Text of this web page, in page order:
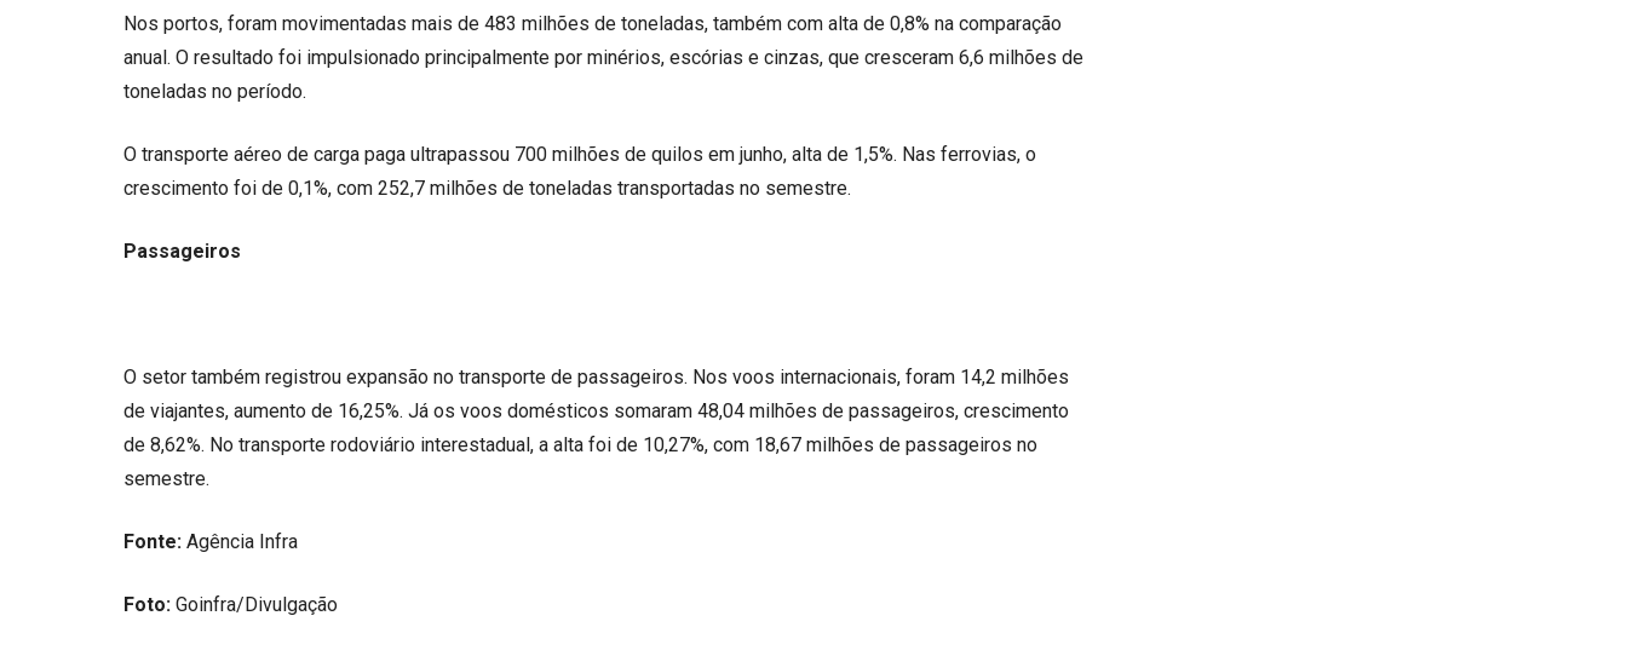
Nos portos, foram movimentadas mais de 483 milhões de toneladas, também com alta de 0,8% na comparação
anual. O resultado foi impulsionado principalmente por minérios, escórias e cinzas, que cresceram 6,6 milhões de
toneladas no período.
O transporte aéreo de carga paga ultrapassou 700 milhões de quilos em junho, alta de 1,5%. Nas ferrovias, o
crescimento foi de 0,1%, com 252,7 milhões de toneladas transportadas no semestre.
Passageiros
O setor também registrou expansão no transporte de passageiros. Nos voos internacionais, foram 14,2 milhões
de viajantes, aumento de 16,25%. Já os voos domésticos somaram 48,04 milhões de passageiros, crescimento
de 8,62%. No transporte rodoviário interestadual, a alta foi de 10,27%, com 18,67 milhões de passageiros no
semestre.
Fonte: Agência Infra
Foto: Goinfra/Divulgação